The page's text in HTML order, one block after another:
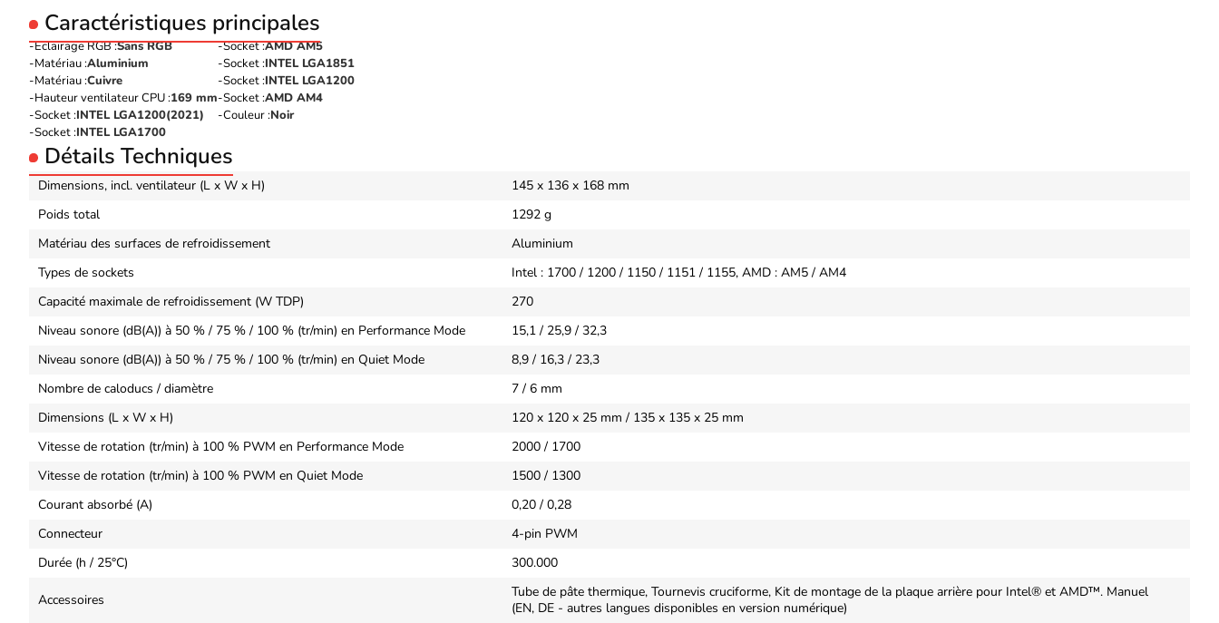
Caractéristiques principales
Eclairage RGB :Sans RGB
Matériau :Aluminium
Matériau :Cuivre
Hauteur ventilateur CPU :169 mm
Socket :INTEL LGA1200(2021)
Socket :INTEL LGA1700
Socket :AMD AM5
Socket :INTEL LGA1851
Socket :INTEL LGA1200
Socket :AMD AM4
Couleur :Noir
Détails Techniques
Dimensions, incl. ventilateur (L x W x H)
145 x 136 x 168 mm
Poids total
1292 g
Matériau des surfaces de refroidissement
Aluminium
Types de sockets
Intel : 1700 / 1200 / 1150 / 1151 / 1155, AMD : AM5 / AM4
Capacité maximale de refroidissement (W TDP)
270
Niveau sonore (dB(A)) à 50 % / 75 % / 100 % (tr/min) en Performance Mode
15,1 / 25,9 / 32,3
Niveau sonore (dB(A)) à 50 % / 75 % / 100 % (tr/min) en Quiet Mode
8,9 / 16,3 / 23,3
Nombre de caloducs / diamètre
7 / 6 mm
Dimensions (L x W x H)
120 x 120 x 25 mm / 135 x 135 x 25 mm
Vitesse de rotation (tr/min) à 100 % PWM en Performance Mode
2000 / 1700
Vitesse de rotation (tr/min) à 100 % PWM en Quiet Mode
1500 / 1300
Courant absorbé (A)
0,20 / 0,28
Connecteur
4-pin PWM
Durée (h / 25°C)
300.000
Accessoires
Tube de pâte thermique, Tournevis cruciforme, Kit de montage de la plaque arrière pour Intel® et AMD™. Manuel
(EN, DE - autres langues disponibles en version numérique)